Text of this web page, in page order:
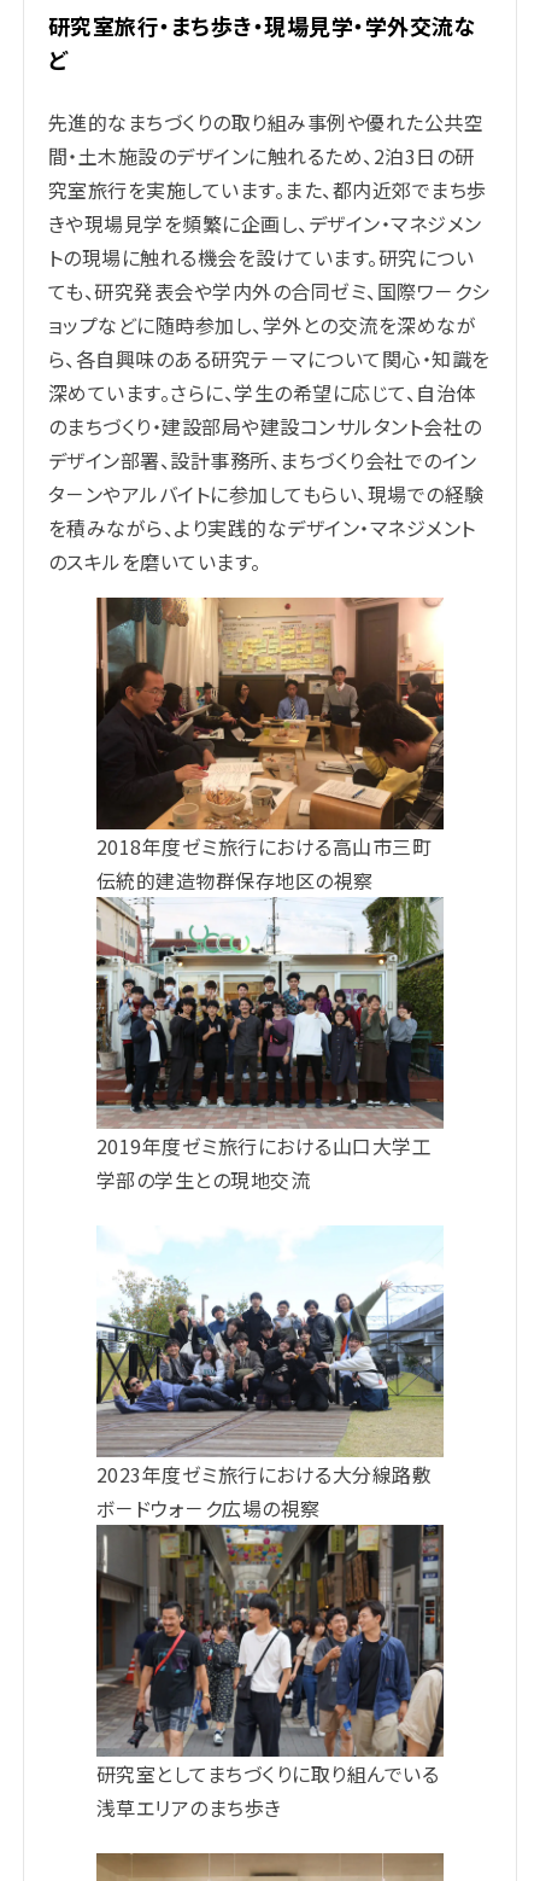
研究室旅行・まち歩き・現場見学・学外交流な
ど
先進的なまちづくりの取り組み事例や優れた公共空
間・土木施設のデザインに触れるため、2泊3日の研
究室旅行を実施しています。また、都内近郊でまち歩
きや現場見学を頻繁に企画し、デザイン・マネジメン
トの現場に触れる機会を設けています。研究につい
ても、研究発表会や学内外の合同ゼミ、国際ワ－クシ
ョップなどに随時参加し、学外との交流を深めなが
ら、各自興味のある研究テ－マについて関心・知識を
深めています。さらに、学生の希望に応じて、自治体
のまちづくり・建設部局や建設コンサルタント会社の
デザイン部署、設計事務所、まちづくり会社でのイン
タ－ンやアルバイトに参加してもらい、現場での経験
を積みながら、より実践的なデザイン・マネジメント
のスキルを磨いています。
2018年度ゼミ旅行における高山市三町
伝統的建造物群保存地区の視察
2019年度ゼミ旅行における山口大学工
学部の学生との現地交流
2023年度ゼミ旅行における大分線路敷
ボ－ドウォ－ク広場の視察
研究室としてまちづくりに取り組んでいる
浅草エリアのまち歩き